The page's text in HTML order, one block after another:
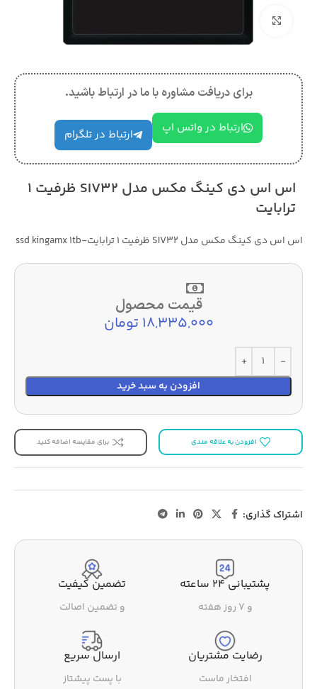
برای دریافت مشاوره با ما در ارتباط باشید.
ارتباط در واتس اپ ارتباط در تلگرام
اس اس دی کینگ مکس مدل SIV32 ظرفیت 1
ترابایت
اس اس دی کینگ مکس مدل SIV32 ظرفیت 1 ترابایت-ssd kingamx 1tb
قیمت محصول
18,335,000 تومان
افزودن به سبد خرید
افزودن به علاقه مندی برای مقایسه اضافه کنید
اشتراک گذاری:
پشتیبانی ۲۴ ساعته
و ۷ روز هفته
تضمین کیفیت
و تضمین اصالت
رضایت مشتریان
افتخار ماست
ارسال سریع
با پست پیشتاز